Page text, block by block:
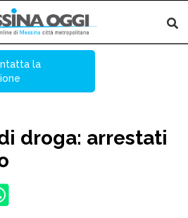
la
droga: arrestati